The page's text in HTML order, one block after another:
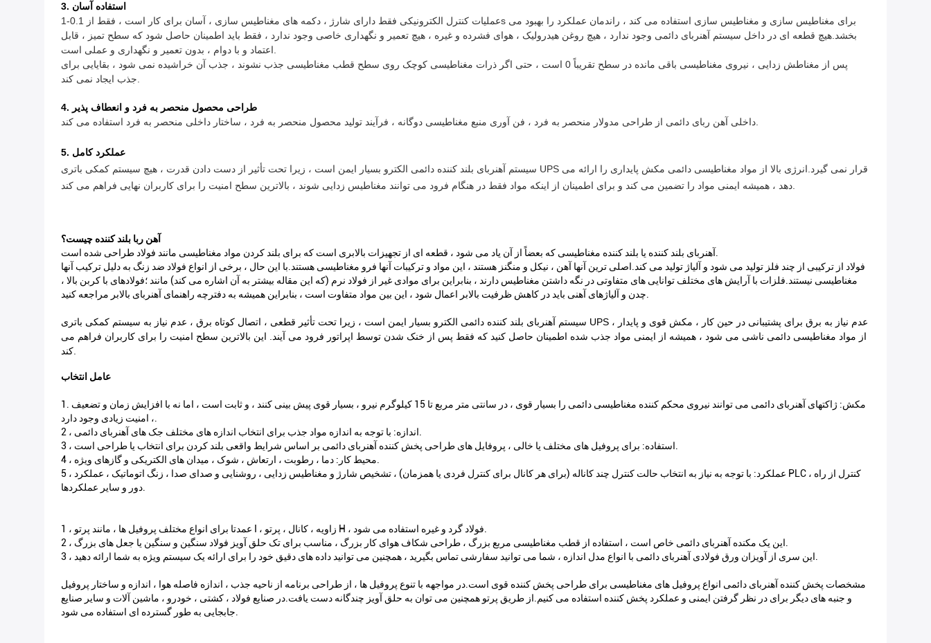
3. استفاده آسان
عملیات کنترل الکترونیکی فقط دارای شارژ ، دکمه های مغناطیس سازی ، آسان برای کار است ، فقط از 0.1-1s برای مغناطیس سازی و مغناطیس سازی استفاده می کند ، راندمان عملکرد را بهبود می
بخشد.هیچ قطعه ای در داخل سیستم آهنربای دائمی وجود ندارد ، هیچ روغن هیدرولیک ، هوای فشرده و غیره ، هیچ تعمیر و نگهداری خاصی وجود ندارد ، فقط باید اطمینان حاصل شود که سطح تمیز ، قابل
پس از مغناطش زدایی ، نیروی مغناطیسی باقی مانده در سطح تقریباً 0 است ، حتی اگر ذرات مغناطیسی کوچک روی سطح قطب مغناطیسی جذب نشوند ، جذب آن خراشیده نمی شود ، بقایایی برای
4. طراحی محصول منحصر به فرد و انعطاف پذیر
5. عملکرد کامل
سیستم آهنربای بلند کننده دائمی الکترو بسیار ایمن است ، زیرا تحت تأثیر از دست دادن قدرت ، هیچ سیستم کمکی باتری UPS قرار نمی گیرد.انرژی بالا از مواد مغناطیسی دائمی مکش پایداری را ارائه می
آهن ربا بلند کننده چیست؟
آهنربای بلند کننده یا بلند کننده مغناطیسی که بعضاً از آن یاد می شود ، قطعه ای از تجهیزات بالابری است که برای بلند کردن مواد مغناطیسی مانند فولاد طراحی شده است.
فولاد از ترکیبی از چند فلز تولید می شود و آلیاژ تولید می کند.اصلی ترین آنها آهن ، نیکل و منگنز هستند ، این مواد و ترکیبات آنها فرو مغناطیسی هستند.با این حال ، برخی از انواع فولاد ضد زنگ به دلیل ترکیب آنها
مغناطیسی نیستند.فلزات با آرایش های مختلف توانایی های متفاوتی در نگه داشتن مغناطیس دارند ، بنابراین برای موادی غیر از فولاد نرم (که این مقاله بیشتر به آن اشاره می کند) مانند ؛فولادهای با کربن بالا ،
چدن و ​​آلیاژهای آهنی باید در کاهش ظرفیت بالابر اعمال شود ، این بین مواد متفاوت است ، بنابراین همیشه به دفترچه راهنمای آهنربای بالابر مراجعه کنید.
سیستم آهنربای بلند کننده دائمی الکترو بسیار ایمن است ، زیرا تحت تأثیر قطعی ، اتصال کوتاه برق ، عدم نیاز به سیستم کمکی باتری UPS ، عدم نیاز به برق برای پشتیبانی در حین کار ، مکش قوی و پایدار
از مواد مغناطیسی دائمی ناشی می شود ، همیشه از ایمنی مواد جذب شده اطمینان حاصل کنید که فقط پس از خنک شدن توسط اپراتور فرود می آیند. این بالاترین سطح امنیت را برای کاربران فراهم می
عامل انتخاب
1. مکش: ژاکتهای آهنربای دائمی می توانند نیروی محکم کننده مغناطیسی دائمی را بسیار قوی ، در سانتی متر مربع تا 15 کیلوگرم نیرو ، بسیار قوی پیش بینی کنند ، و ثابت است ، اما نه با افزایش زمان و تضعیف
، امنیت زیادی وجود دارد.
2 ، اندازه: با توجه به اندازه مواد جذب برای انتخاب اندازه های مختلف جک های آهنربای دائمی.
3 ، استفاده: برای پروفیل های مختلف یا خالی ، پروفایل های طراحی پخش کننده آهنربای دائمی بر اساس شرایط واقعی بلند کردن برای انتخاب یا طراحی است.
4 ، محیط کار: دما ، رطوبت ، ارتعاش ، شوک ، میدان های الکتریکی و گازهای ویژه.
5 ، عملکرد: با توجه به نیاز به انتخاب حالت کنترل چند کاناله (برای هر کانال برای کنترل فردی یا همزمان) ، تشخیص شارژ و مغناطیس زدایی ، روشنایی و صدای صدا ، زنگ اتوماتیک ، عملکرد PLC ، کنترل از راه
دور و سایر عملکردها.
1 ، عمدتا برای انواع مختلف پروفیل ها ، مانند پرتو I ، زاویه ، کانال ، پرتو H ، فولاد گرد و غیره استفاده می شود.
2 ، این یک مکنده آهنربای دائمی خاص است ، استفاده از قطب مغناطیسی مربع بزرگ ، طراحی شکاف هوای کار بزرگ ، مناسب برای تک حلق آویز فولاد سنگین و سنگین یا جعل های بزرگ.
3 ، این سری از آویزان ورق فولادی آهنربای دائمی با انواع مدل اندازه ، شما می توانید سفارشی تماس بگیرید ، همچنین می توانید داده های دقیق خود را برای ارائه یک سیستم ویژه به شما ارائه دهید.
مشخصات پخش کننده آهنربای دائمی انواع پروفیل های مغناطیسی برای طراحی پخش کننده قوی است.در مواجهه با تنوع پروفیل ها ، از طراحی برنامه از ناحیه جذب ، اندازه فاصله هوا ، اندازه و ساختار پروفیل
و جنبه های دیگر برای در نظر گرفتن ایمنی و عملکرد پخش کننده استفاده می کنیم.از طریق پرتو همچنین می توان به حلق آویز چندگانه دست یافت.در صنایع فولاد ، کشتی ، خودرو ، ماشین آلات و سایر صنایع
جابجایی به طور گسترده ای استفاده می شود.